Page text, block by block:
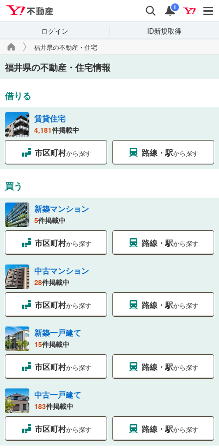
検索 通知
i
ログイン ID新規取得
福井県の不動産・住宅
福井県の不動産・住宅情報
借りる
賃貸住宅
4,181件掲載中
市区町村から探す 路線・駅から探す
買う
新築マンション
5件掲載中
市区町村から探す 路線・駅から探す
中古マンション
28件掲載中
市区町村から探す 路線・駅から探す
新築一戸建て
15件掲載中
市区町村から探す 路線・駅から探す
中古一戸建て
183件掲載中
市区町村から探す 路線・駅から探す